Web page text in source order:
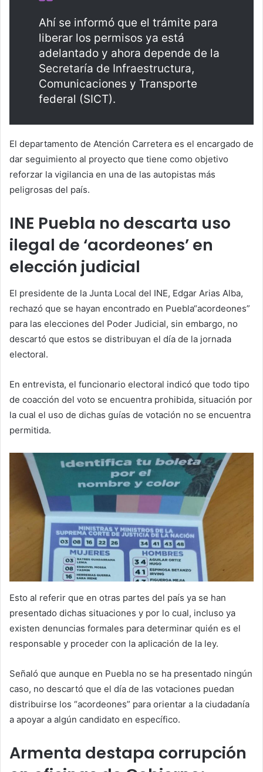
Ahí se informó que el trámite para
liberar los permisos ya está
adelantado y ahora depende de la
Secretaría de Infraestructura,
Comunicaciones y Transporte
federal (SICT).
El departamento de Atención Carretera es el encargado de
dar seguimiento al proyecto que tiene como objetivo
reforzar la vigilancia en una de las autopistas más
peligrosas del país.
INE Puebla no descarta uso
ilegal de ‘acordeones’ en
elección judicial
El presidente de la Junta Local del INE, Edgar Arias Alba,
rechazó que se hayan encontrado en Puebla“acordeones”
para las elecciones del Poder Judicial, sin embargo, no
descartó que estos se distribuyan el día de la jornada
electoral.
En entrevista, el funcionario electoral indicó que todo tipo
de coacción del voto se encuentra prohibida, situación por
la cual el uso de dichas guías de votación no se encuentra
permitida.
Esto al referir que en otras partes del país ya se han
presentado dichas situaciones y por lo cual, incluso ya
existen denuncias formales para determinar quién es el
responsable y proceder con la aplicación de la ley.
Señaló que aunque en Puebla no se ha presentado ningún
caso, no descartó que el día de las votaciones puedan
distribuirse los “acordeones” para orientar a la ciudadanía
a apoyar a algún candidato en específico.
Armenta destapa corrupción